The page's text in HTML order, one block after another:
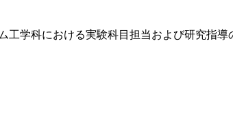
学科における実験科目担当および研究指導